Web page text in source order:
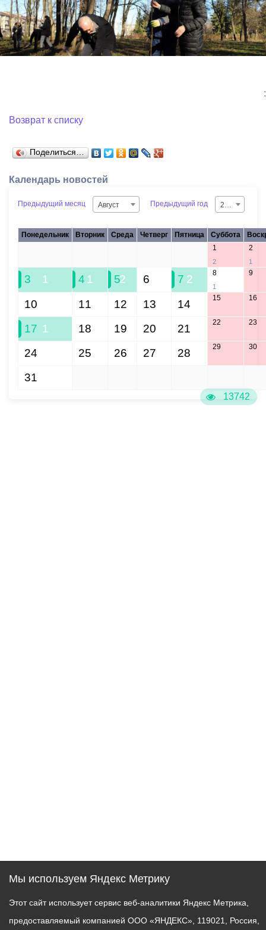
13742
:
Возврат к списку
Поделиться…
Календарь новостей
Предыдущий месяц Август Предыдущий год
Понедельник Вторник Среда Четверг Пятница Суббота
1
2
2
1
3 1 4 1 52 6 7 2 8
1
9
10 11 12 13 14 15 16
17 1 18 19 20 21 22 23
24 25 26 27 28 29 30
31
Мы используем Яндекс Метрику
Этот сайт использует сервис веб-аналитики Яндекс Метрика,
предоставляемый компанией ООО «ЯНДЕКС», 119021, Россия,